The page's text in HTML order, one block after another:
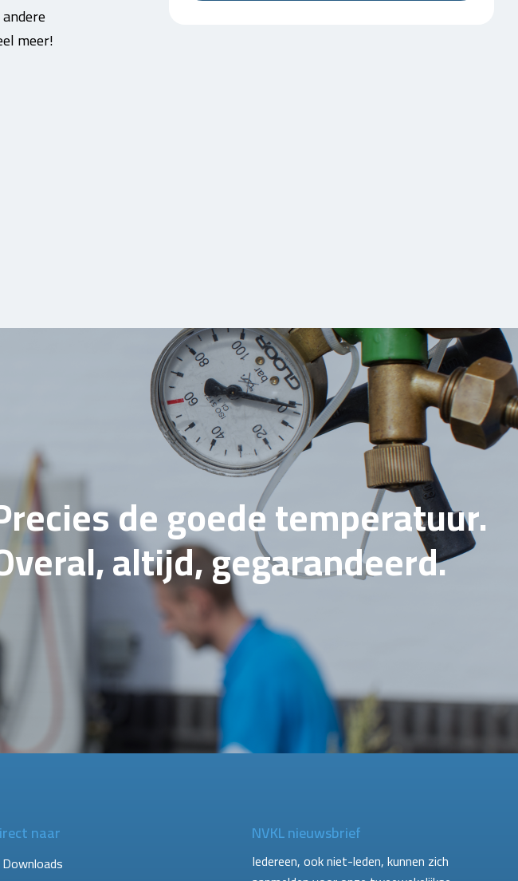
meer!
de goede temperatuur.
altijd, gegarandeerd.
naar
Downloads
NVKL nieuwsbrief
Iedereen, ook niet-leden, kunnen zich